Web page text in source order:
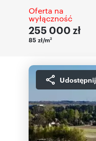
Oferta na
wyłączność
255 000 zł
85 zł/m2
Udostępnij